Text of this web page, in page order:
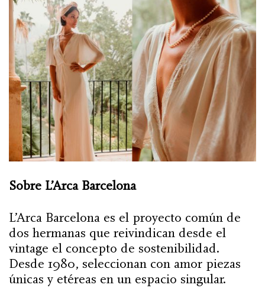
Sobre L’Arca Barcelona
L’Arca Barcelona es el proyecto común de
dos hermanas que reivindican desde el
vintage el concepto de sostenibilidad.
Desde 1980, seleccionan con amor piezas
únicas y etéreas en un espacio singular.